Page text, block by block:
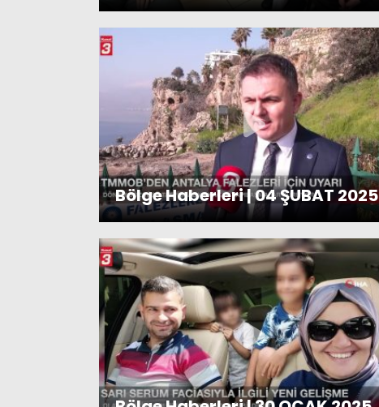
Bölge Haberleri | 04 ŞUBAT 2025